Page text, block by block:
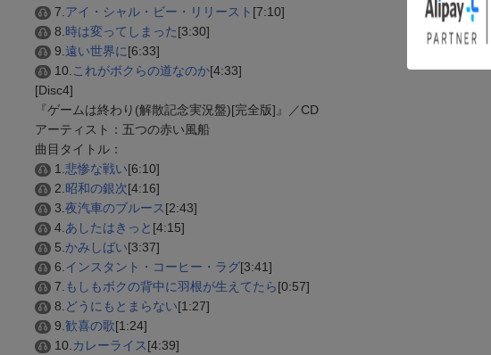
7. アイ・シャル・ビー・リリースト [7:10]
8. 時は変ってしまった[3:30]
9. 遠い世界に[6:33]
10. これがボクらの道なのか[4:33]
[Disc4]
『ゲームは終わり(解散記念実況盤)[完全版]』／CD
アーティスト：五つの赤い風船
曲目タイトル：
1. 悲惨な戦い[6:10]
2. 昭和の銀次[4:16]
3. 夜汽車のブルース[2:43]
4. あしたはきっと [4:15]
5. かみしばい[3:37]
6. インスタント・コーヒー・ラグ[3:41]
7. もしもボクの背中に羽根が生えてたら[0:57]
8. どうにもとまらない[1:27]
9. 歓喜の歌[1:24]
10. カレーライス[4:39]